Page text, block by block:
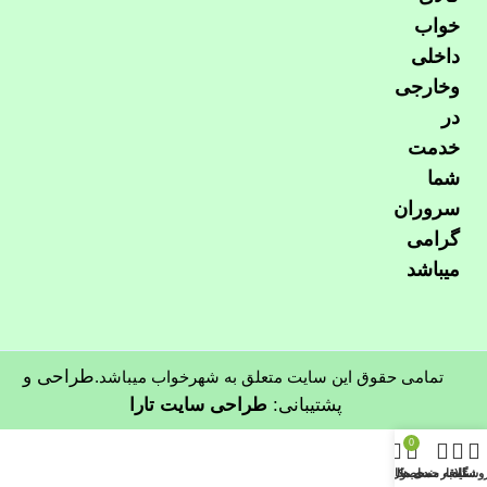
خواب
داخلی
وخارجی
در
خدمت
شما
سروران
گرامی
میباشد
تمامی حقوق این سایت متعلق به شهرخواب میباشد.طراحی و
پشتیبانی: طراحی سایت تارا
سایدبار
علاقه مندی ها
0
محصول
حساب کاربری من